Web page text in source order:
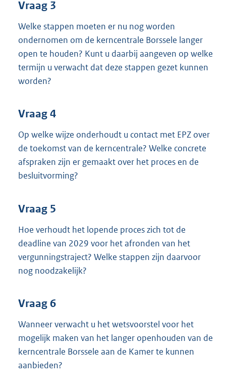
Vraag 3
Welke stappen moeten er nu nog worden
ondernomen om de kerncentrale Borssele langer
open te houden? Kunt u daarbij aangeven op welke
termijn u verwacht dat deze stappen gezet kunnen
worden?
Vraag 4
Op welke wijze onderhoudt u contact met EPZ over
de toekomst van de kerncentrale? Welke concrete
afspraken zijn er gemaakt over het proces en de
besluitvorming?
Vraag 5
Hoe verhoudt het lopende proces zich tot de
deadline van 2029 voor het afronden van het
vergunningstraject? Welke stappen zijn daarvoor
nog noodzakelijk?
Vraag 6
Wanneer verwacht u het wetsvoorstel voor het
mogelijk maken van het langer openhouden van de
kerncentrale Borssele aan de Kamer te kunnen
aanbieden?